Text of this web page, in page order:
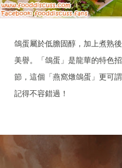
鴿蛋屬於低膽固醇，加上煮熟
美譽。「鴿蛋」是龍華的特色
節，這個「燕窩燉鴿蛋」更可
記得不容錯過！